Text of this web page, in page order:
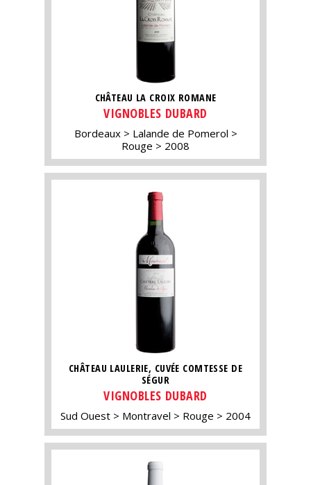
CHÂTEAU LA CROIX ROMANE
VIGNOBLES DUBARD
Bordeaux
Lalande de Pomerol
Rouge
2008
CHÂTEAU LAULERIE, CUVÉE COMTESSE DE
SÉGUR
VIGNOBLES DUBARD
Sud Ouest Montravel Rouge 2004